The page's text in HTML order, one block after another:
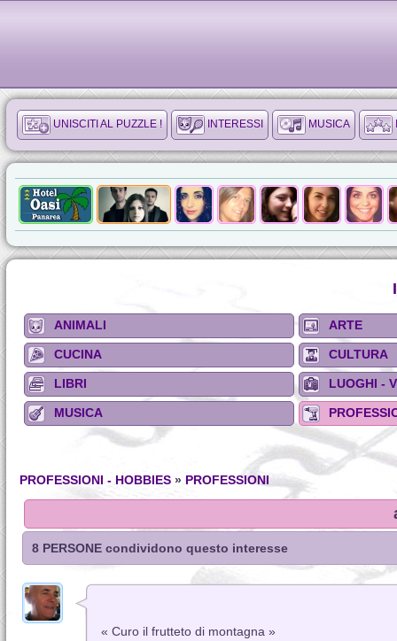
UNISCITI AL PUZZLE ! INTERESSI MUSICA
ANIMALI ARTE
CUCINA CULTURA
LIBRI LUOGHI -
MUSICA
PROFESSIONI - HOBBIES » PROFESSIONI
8 PERSONE condividono questo interesse
« Curo il frutteto di montagna »